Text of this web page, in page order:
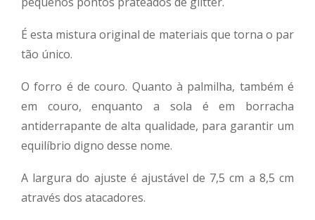
É esta mistura original de materiais que torna o par
tão único.
O forro é de couro. Quanto à palmilha, também é
em couro, enquanto a sola é em borracha
antiderrapante de alta qualidade, para garantir um
equilíbrio digno desse nome.
A largura do ajuste é ajustável de 7,5 cm a 8,5 cm
através dos atacadores.